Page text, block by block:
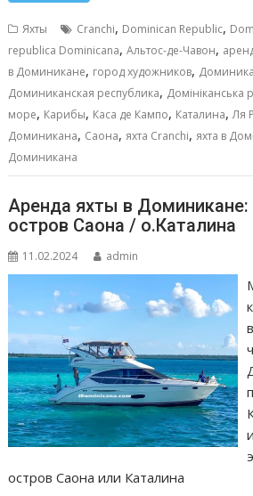
b
o
o
k
l s
A
p
p
e
n
g
er
р
а
в
и
т
ь
Яхты Cranchi, Dominican Republic,
republica Dominicana,Альтос-де-Чавон,
в Доминикане, город художников,
Доминиканская республика, Домініканська
море, Карибы, Каса де Кампо, Каталина, Ля
Доминикана, Саона, яхта Cranchi, яхта в
Доминикана
Аренда яхты в
остров Саона / о.Каталина
11.02.2024 admin
остров Саона или Каталина